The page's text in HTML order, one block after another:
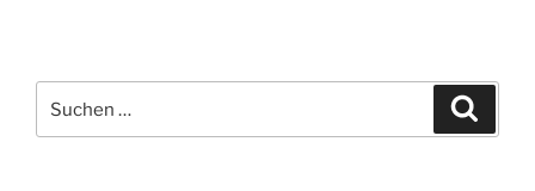
nach: